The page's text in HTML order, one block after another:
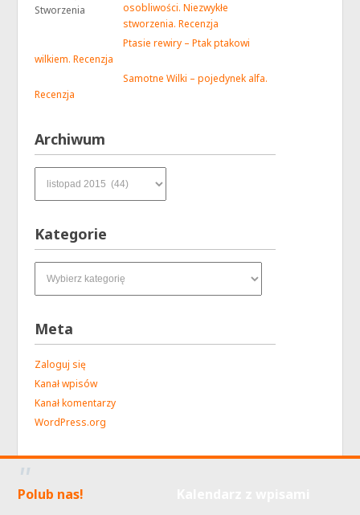
osobliwości. Niezwykłe
stworzenia. Recenzja
Ptasie rewiry – Ptak ptakowi
wilkiem. Recenzja
Samotne Wilki – pojedynek alfa.
Recenzja
Archiwum
Kategorie
Meta
Zaloguj się
Kanał wpisów
Kanał komentarzy
WordPress.org
Polub nas!